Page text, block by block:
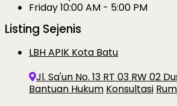
Friday10:00 AM - 5:00 PM
Listing Sejenis
LBH APIK Kota Batu
Jl. Sa'un No. 13 RT 03 RW 02
Bantuan Hukum Konsultasi